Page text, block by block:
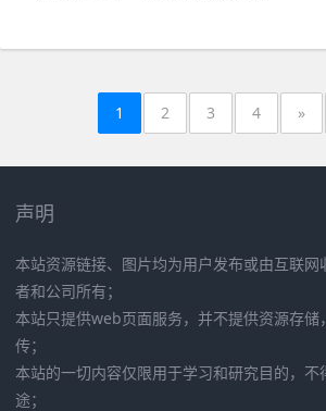
1 2 3 4 »
声明
本站资源链接、图片均为用户发布或由互联
者和公司所有；
本站只提供web页面服务，并不提供资源存储
传；
本站的一切内容仅限用于学习和研究目的，不
途；